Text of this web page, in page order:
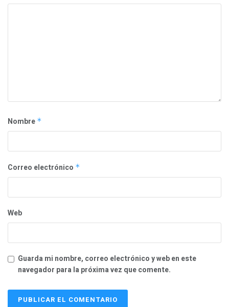
Nombre *
Correo electrónico *
Web
Guarda mi nombre, correo electrónico y web en este
navegador para la próxima vez que comente.